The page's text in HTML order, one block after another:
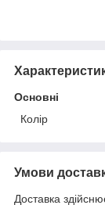
Основні
Колір
Умови
Доставка